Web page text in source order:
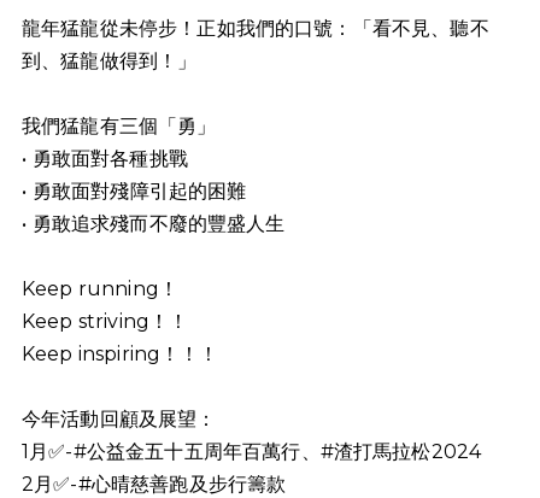
龍年猛龍從未停步！正如我們的口號：「看不見、聽不
到、猛龍做得到！」
我們猛龍有三個「勇」
•⁠ ⁠勇敢面對各種挑戰
•⁠ ⁠⁠勇敢面對殘障引起的困難
•⁠ ⁠勇敢追求殘而不廢的豐盛人生
Keep running！
Keep striving！！
Keep inspiring！！！
今年活動回顧及展望：
1月✅-#公益金五十五周年百萬行、 #渣打馬拉松2024
2月✅-#心晴慈善跑及步行籌款